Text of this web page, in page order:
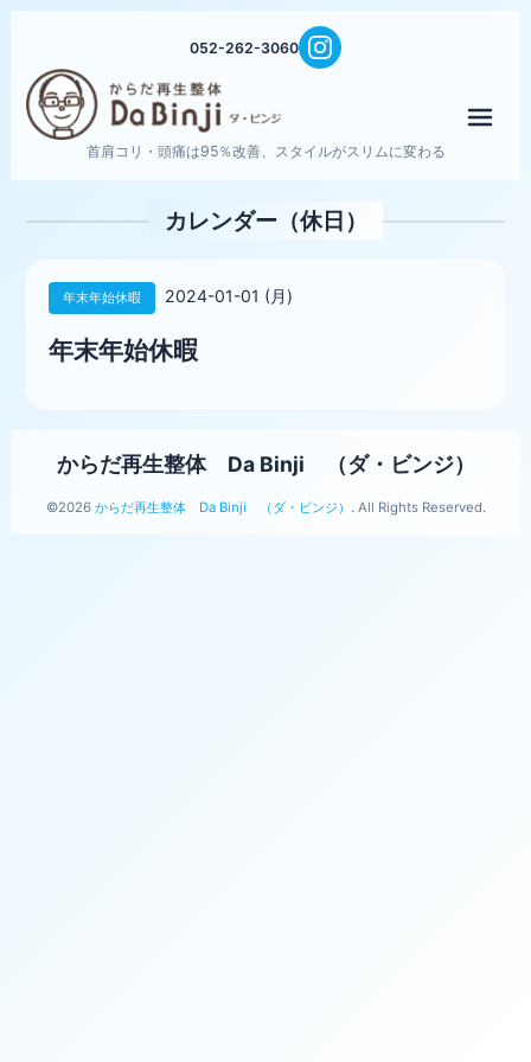
052-262-3060
首肩コリ・頭痛は95％改善、スタイルがスリムに変わる
カレンダー（休日）
年末年始休暇 2024-01-01 (月)
年末年始休暇
からだ再生整体 Da Binji （ダ・ビンジ）
©2026 からだ再生整体 Da Binji （ダ・ビンジ） . All Rights Reserved.